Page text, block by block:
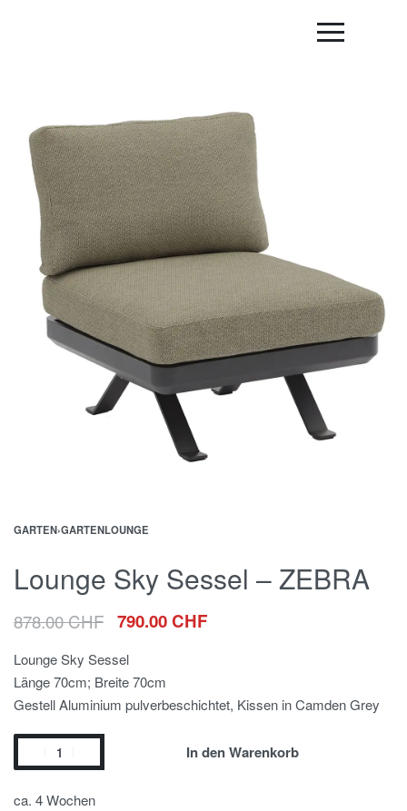
GARTEN›GARTENLOUNGE
Lounge Sky Sessel – ZEBRA
878.00CHF 790.00CHF
Lounge Sky Sessel
Länge 70cm; Breite 70cm
Gestell Aluminium pulverbeschichtet, Kissen in Camden Grey
In den Warenkorb
ca. 4 Wochen